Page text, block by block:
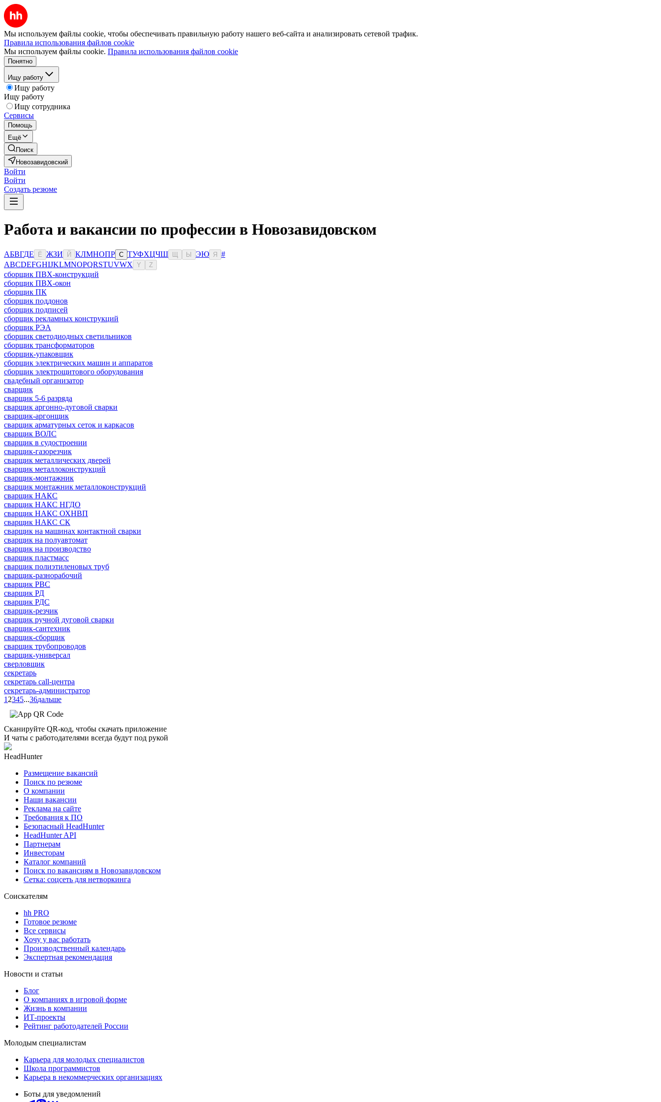
Мы используем файлы cookie, чтобы обеспечивать правильную работу нашего веб-сайта и анализировать сетевой трафик.
Правила использования файлов cookie
Мы используем файлы cookie. Правила использования файлов cookie
Понятно
Ищу работу
Ищу работу
Ищу работу
Ищу сотрудника
Сервисы
Помощь
Ещё
Поиск
Новозавидовский
Войти
Войти
Создать резюме
Работа и вакансии по профессии в Новозавидовском
АБВГДЕ Ё ЖЗИ Й КЛМНОПР С ТУФХЦЧШ Ы ЭЮ Я
#
ABCDEFGHIJKLMNOPQRSTUVWX Y Z
сборщик ПВХ-конструкций
сборщик ПВХ-окон
сборщик ПК
сборщик поддонов
сборщик подписей
сборщик рекламных конструкций
сборщик РЭА
сборщик светодиодных светильников
сборщик трансформаторов
сборщик-упаковщик
сборщик электрических машин и аппаратов
сборщик электрощитового оборудования
свадебный организатор
сварщик
сварщик 5-6 разряда
сварщик аргонно-дуговой сварки
сварщик-аргонщик
сварщик арматурных сеток и каркасов
сварщик ВОЛС
сварщик в судостроении
сварщик-газорезчик
сварщик металлических дверей
сварщик металлоконструкций
сварщик-монтажник
сварщик монтажник металлоконструкций
сварщик НАКС
сварщик НАКС НГДО
сварщик НАКС ОХНВП
сварщик НАКС СК
сварщик на машинах контактной сварки
сварщик на полуавтомат
сварщик на производство
сварщик пластмасс
сварщик полиэтиленовых труб
сварщик-разнорабочий
сварщик РВС
сварщик РД
сварщик РДС
сварщик-резчик
сварщик ручной дуговой сварки
сварщик-сантехник
сварщик-сборщик
сварщик трубопроводов
сварщик-универсал
сверловщик
секретарь
секретарь call-центра
секретарь-администратор
1 2345...36дальше
Сканируйте QR-код, чтобы скачать приложение
И чаты с работодателями всегда будут под рукой
HeadHunter
Размещение вакансий
Поиск по резюме
О компании
Наши вакансии
Реклама на сайте
Требования к ПО
Безопасный HeadHunter
HeadHunter API
Партнерам
Инвесторам
Каталог компаний
Поиск по вакансиям в Новозавидовском
Сетка: соцсеть для нетворкинга
Соискателям
hh PRO
Готовое резюме
Все сервисы
Хочу у вас работать
Производственный календарь
Экспертная рекомендация
Новости и статьи
Блог
О компаниях в игровой форме
Жизнь в компании
ИТ-проекты
Рейтинг работодателей России
Молодым специалистам
Карьера для молодых специалистов
Школа программистов
Карьера в некоммерческих организациях
Боты для уведомлений